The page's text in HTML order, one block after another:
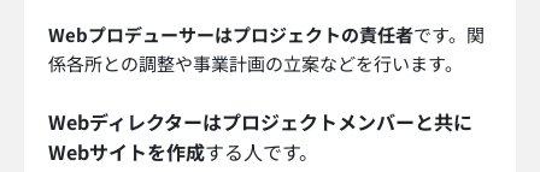
Webプロデューサーはプロジェクトの責任者です。関
係各所との調整や事業計画の立案などを行います。
Webディレクターはプロジェクトメンバーと共に
Webサイトを作成する人です。